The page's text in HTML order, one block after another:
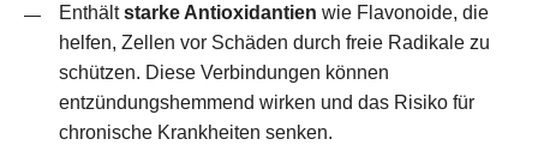
Enthältstarke Antioxidantien wie Flavonoide, die
helfen, Zellen vor Schäden durch freie Radikale zu
schützen. Diese Verbindungen können
entzündungshemmend wirken und das Risiko für
chronische Krankheiten senken.